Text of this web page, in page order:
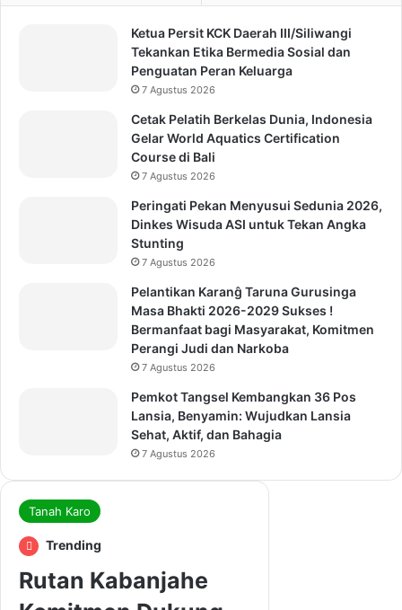
Ketua Persit KCK Daerah III/Siliwangi
Tekankan Etika Bermedia Sosial dan
Penguatan Peran Keluarga
7 Agustus 2026
Cetak Pelatih Berkelas Dunia, Indonesia
Gelar World Aquatics Certification
Course di Bali
7 Agustus 2026
Peringati Pekan Menyusui Sedunia 2026,
Dinkes Wisuda ASI untuk Tekan Angka
Stunting
7 Agustus 2026
Pelantikan Karanĝ Taruna Gurusinga
Masa Bhakti 2026-2029 Sukses !
Bermanfaat bagi Masyarakat, Komitmen
Perangi Judi dan Narkoba
7 Agustus 2026
Pemkot Tangsel Kembangkan 36 Pos
Lansia, Benyamin: Wujudkan Lansia
Sehat, Aktif, dan Bahagia
7 Agustus 2026